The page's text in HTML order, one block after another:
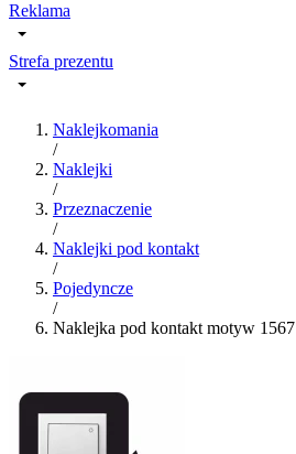
Reklama
Strefa prezentu
Naklejkomania
/
Naklejki
/
Przeznaczenie
/
Naklejki pod kontakt
/
Pojedyncze
/
Naklejka pod kontakt motyw 1567